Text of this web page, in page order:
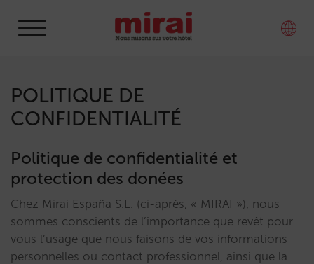
POLITIQUE DE
CONFIDENTIALITÉ
Politique de confidentialité et
protection des donées
Chez Mirai España S.L. (ci-après, « MIRAI »), nous
sommes conscients de l’importance que revêt pour
vous l’usage que nous faisons de vos informations
personnelles ou contact professionnel, ainsi que la